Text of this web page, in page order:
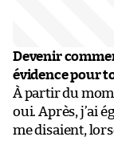
Devenir
évidence pour
À partir du
oui. Après, j’ai
me disaient,